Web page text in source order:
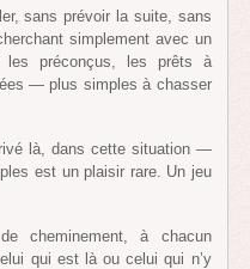
sans prévoir la suite, sans
simplement avec un
les préconçus, les prêts à
— plus simples à chasser
là, dans cette situation —
est un plaisir rare. Un jeu
cheminement, à chacun
qui est là ou celui qui n’y